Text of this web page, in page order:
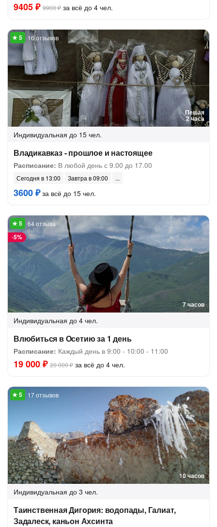
9405 ₽ 9900 ₽ за всё до 4 чел.
Пешая
2 часа
16 отзывов
Индивидуальная до 15 чел.
Владикавказ - прошлое и настоящее
Расписание: В любой день с 9.00 до 17.00
Сегодня в 13:00 Завтра в 09:00
3600 ₽за всё до 15 чел.
7 часов
-5%
64 отзыва
Индивидуальная до 4 чел.
Влюбиться в Осетию за 1 день
Расписание: Каждый день в 9:00 - 10:00 - 11:00
19 000 ₽ 20 000 ₽ за всё до 4 чел.
10 часов
17 отзывов
Индивидуальная до 3 чел.
Таинственная Дигория: водопады, Галиат,
Задалеск, каньон Ахсинта